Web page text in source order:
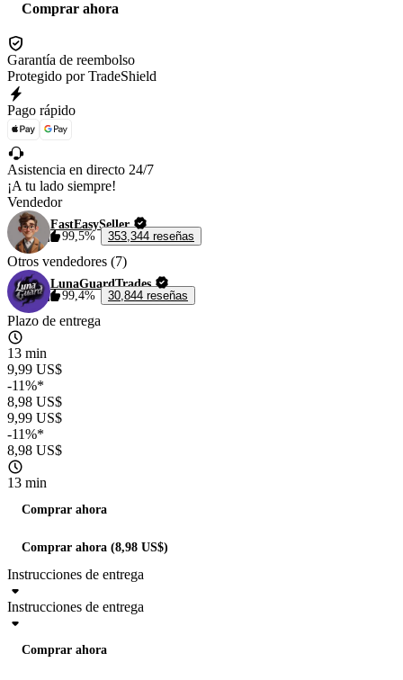
Comprar ahora
Garantía de reembolso
Protegido por TradeShield
Pago rápido
Asistencia en directo 24/7
¡A tu lado siempre!
Vendedor
FastEasySeller
99,5%
353,344 reseñas
Otros vendedores (7)
LunaGuardTrades
99,4%
30,844 reseñas
Plazo de entrega
13 min
9,99 US$
-11%*
8,98 US$
9,99 US$
-11%*
8,98 US$
13 min
Comprar ahora
Comprar ahora (8,98 US$)
Instrucciones de entrega
Instrucciones de entrega
Comprar ahora